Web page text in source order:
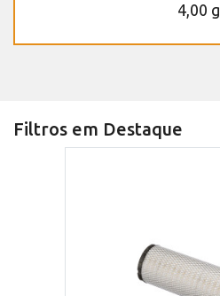
4,00 g
Filtros em Destaque